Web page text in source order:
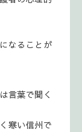
なることが
言葉で聞く
寒い信州で